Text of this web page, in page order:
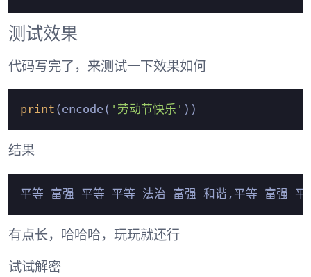
测试效果
代码写完了，来测试一下效果如何
print (encode( '劳动节快乐'
结果
有点长，哈哈哈，玩玩就还行
试试解密